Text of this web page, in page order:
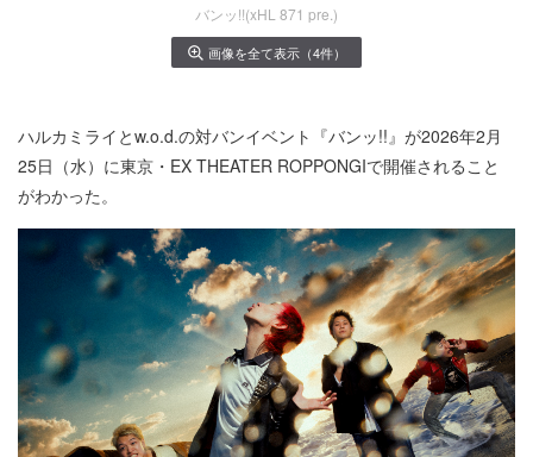
バンッ!!(xHL 871 pre.)
画像を全て表示（4件）
ハルカミライとw.o.d.の対バンイベント『バンッ!!』が2026年2月
25日（水）に東京・EX THEATER ROPPONGIで開催されること
がわかった。